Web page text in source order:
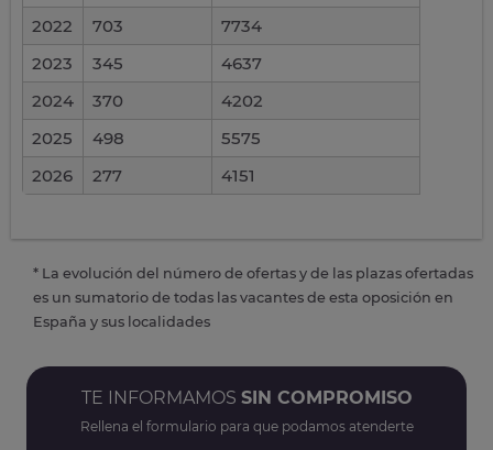
2022
703
7734
2023
345
4637
2024
370
4202
2025
498
5575
2026
277 4151
* La evolución del número de ofertas y de las plazas ofertadas
es un sumatorio de todas las vacantes de esta oposición en
España y sus localidades
TE INFORMAMOS SIN COMPROMISO
Rellena el formulario para que podamos atenderte